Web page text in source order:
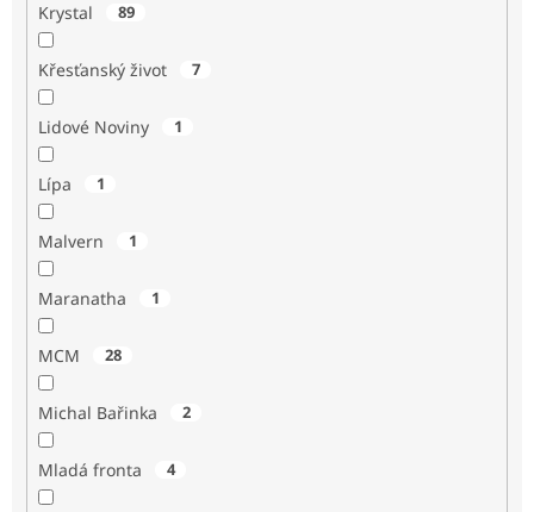
Krystal 89
Křesťanský život 7
Lidové Noviny 1
Lípa 1
Malvern 1
Maranatha 1
MCM 28
Michal Bařinka 2
Mladá fronta 4